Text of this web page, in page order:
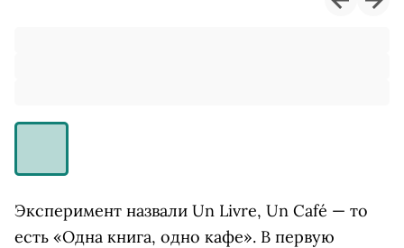
Эксперимент назвали Un Livre, Un Café — то
есть «Одна книга, одно кафе». В первую